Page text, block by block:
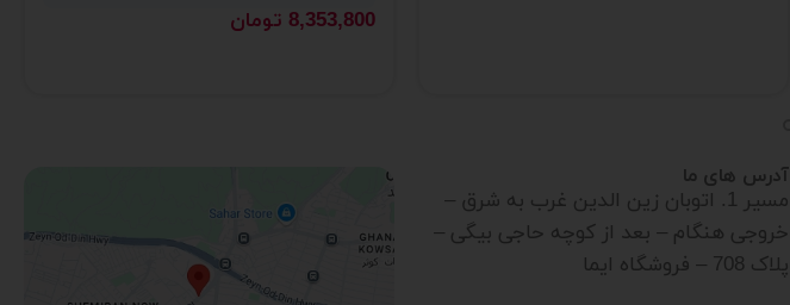
8,353,800 تومان
آدرس های ما
مسیر 1. اتوبان زین الدین غرب به شرق –
خروجی هنگام – بعد از کوچه حاجی بیگی –
پلاک 708 – فروشگاه ایما